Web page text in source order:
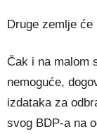
Druge zemlje će
Čak i na malom
nemoguće,
izdataka za
svog BDP-a na